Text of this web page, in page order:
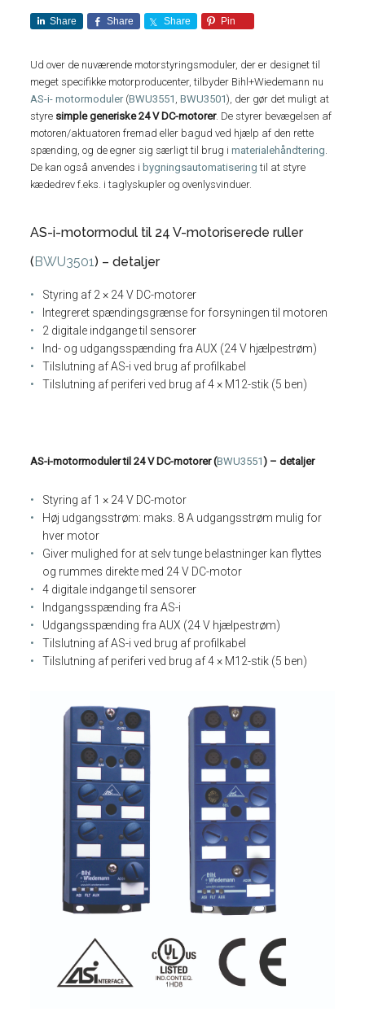
Share Share Share Pin
Ud over de nuværende motorstyringsmoduler, der er designet til
meget specifikke motorproducenter, tilbyder Bihl+Wiedemann nu
AS-i- motormoduler(BWU3551 ,BWU3501), der gør det muligt at
styre simple generiske 24 V DC-motorer. De styrer bevægelsen af
motoren/aktuatoren fremad eller bagud ved hjælp af den rette
spænding, og de egner sig særligt til brug imaterialehåndtering.
De kan også anvendes i bygningsautomatisering til at styre
kædedrev f.eks. i taglyskupler og ovenlysvinduer.
AS-i-motormodul til 24 V-motoriserede ruller
(BWU3501) – detaljer
Styring af 2 × 24 V DC-motorer
Integreret spændingsgrænse for forsyningen til motoren
2 digitale indgange til sensorer
Ind- og udgangsspænding fra AUX (24 V hjælpestrøm)
Tilslutning af AS-i ved brug af profilkabel
Tilslutning af periferi ved brug af 4 × M12-stik (5 ben)
AS-i-motormoduler til 24 V DC-motorer (BWU3551) – detaljer
Styring af 1 × 24 V DC-motor
Høj udgangsstrøm: maks. 8 A udgangsstrøm mulig for
hver motor
Giver mulighed for at selv tunge belastninger kan flyttes
og rummes direkte med 24 V DC-motor
4 digitale indgange til sensorer
Indgangsspænding fra AS-i
Udgangsspænding fra AUX (24 V hjælpestrøm)
Tilslutning af AS-i ved brug af profilkabel
Tilslutning af periferi ved brug af 4 × M12-stik (5 ben)